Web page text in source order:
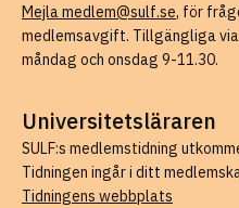
Mejla medlem@sulf.se, för
medlemsavgift. Tillgängliga
måndag och onsdag 9-11.30.
Universitetsläraren
SULF:s medlemstidning
Tidningen ingår i ditt
Tidningens webbplats